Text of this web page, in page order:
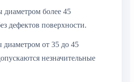
диаметром более 45
дефектов поверхности.
диаметром от 35 до 45
незначительные